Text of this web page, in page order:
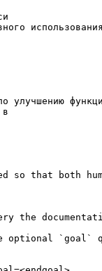
использования
улучшению
that both
optional `goal`